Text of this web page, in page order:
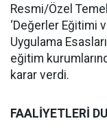
Resmi/Özel
‘Değerler Eğitimi
Uygulama
eğitim
karar verdi.
FAALİYETLERİ